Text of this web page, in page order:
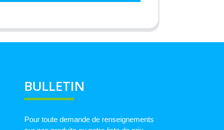
BULLETIN
Pour toute demande de renseignements